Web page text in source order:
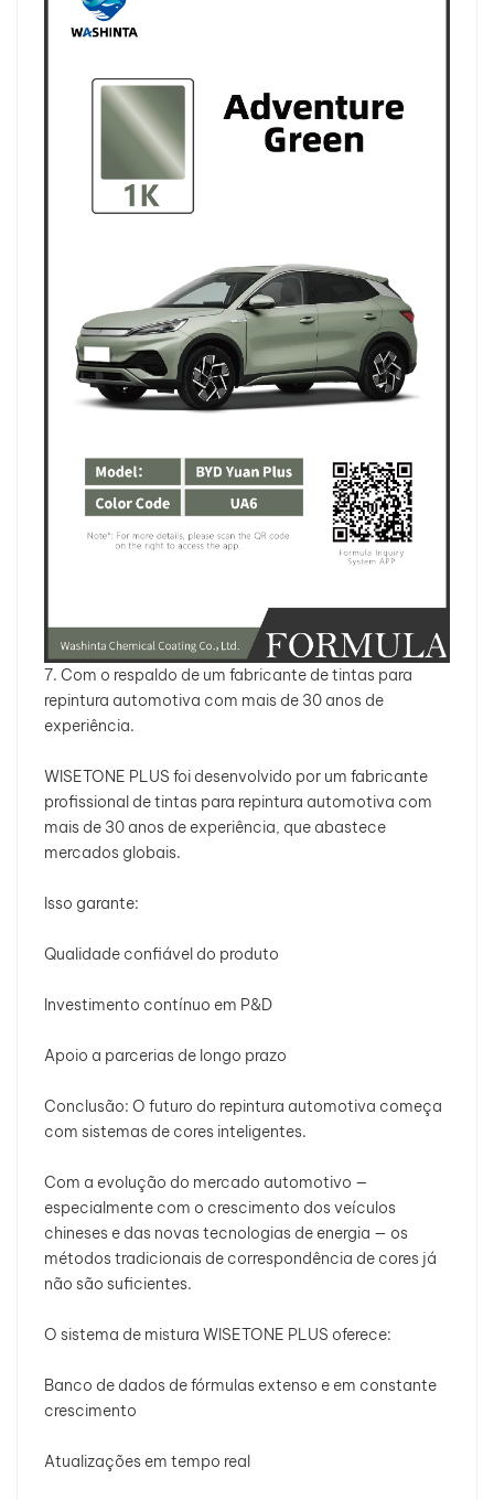
7. Com o respaldo de um fabricante de tintas para
repintura automotiva com mais de 30 anos de
experiência.
WISETONE PLUS foi desenvolvido por um fabricante
profissional de tintas para repintura automotiva com
mais de 30 anos de experiência, que abastece
mercados globais.
Isso garante:
Qualidade confiável do produto
Investimento contínuo em P&D
Apoio a parcerias de longo prazo
Conclusão: O futuro do repintura automotiva começa
com sistemas de cores inteligentes.
Com a evolução do mercado automotivo —
especialmente com o crescimento dos veículos
chineses e das novas tecnologias de energia — os
métodos tradicionais de correspondência de cores já
não são suficientes.
O sistema de mistura WISETONE PLUS oferece:
Banco de dados de fórmulas extenso e em constante
crescimento
Atualizações em tempo real